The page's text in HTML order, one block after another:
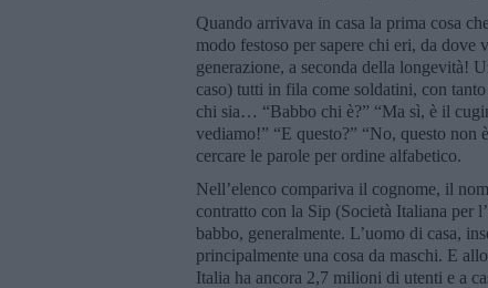
Quando arrivava in casa la prima cosa
modo festoso per sapere chi eri, da
generazione, a seconda della longevità!
caso) tutti in fila come soldatini, con
chi sia… “Babbo chi è?” “Ma sì, è il
vediamo!” “E questo?” “No, questo non
cercare le parole per ordine alfabetico.
Nell’elenco compariva il cognome, il
contratto con la Sip (Società Italiana per
babbo, generalmente. L’uomo di casa,
principalmente una cosa da maschi. E
Italia ha ancora 2,7 milioni di utenti e a